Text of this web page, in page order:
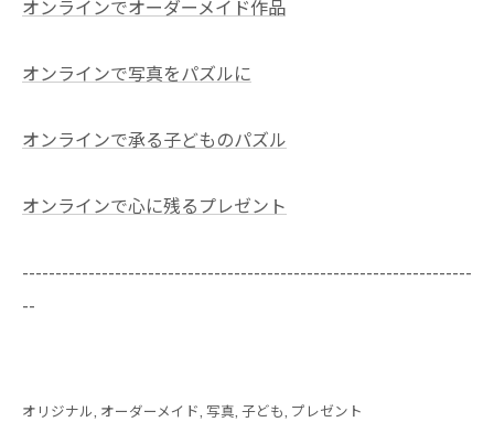
オンラインでオーダーメイド作品
オンラインで写真をパズルに
オンラインで承る子どものパズル
オンラインで心に残るプレゼント
--------------------------------------------------------------------
--
オリジナル オーダーメイド 写真 子ども プレゼント